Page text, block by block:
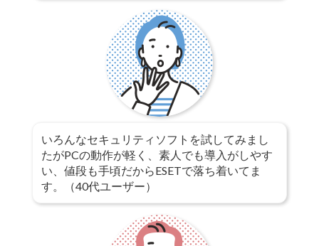
いろんなセキュリティソフトを試してみまし
たがPCの動作が軽く、素人でも導入がしやす
い、値段も手頃だからESETで落ち着いてま
す。（40代ユーザー）